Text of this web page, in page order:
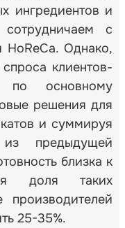
ингредиентов и
с
Однако,
клиентов-
по основному
решения для
и суммируя
предыдущей
близка к
доля таких
25-35%.